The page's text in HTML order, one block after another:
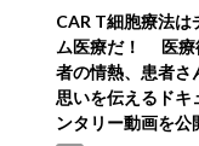
CAR T細胞療法は
ム医療だ！ 医療
者の情熱、患者さ
思いを伝えるドキ
ンタリー動画を公